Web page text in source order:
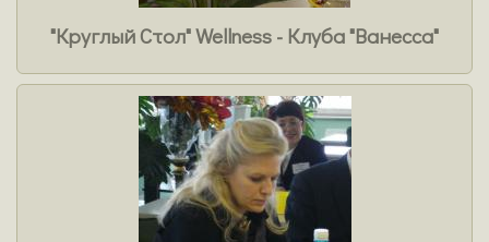
"Круглый Стол" Wellness - Клуба "Ванесса"